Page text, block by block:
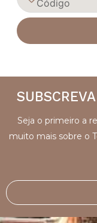
Seja o primeiro a
muito mais sobre o